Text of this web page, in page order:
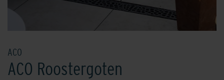
ACO
ACO Roostergoten